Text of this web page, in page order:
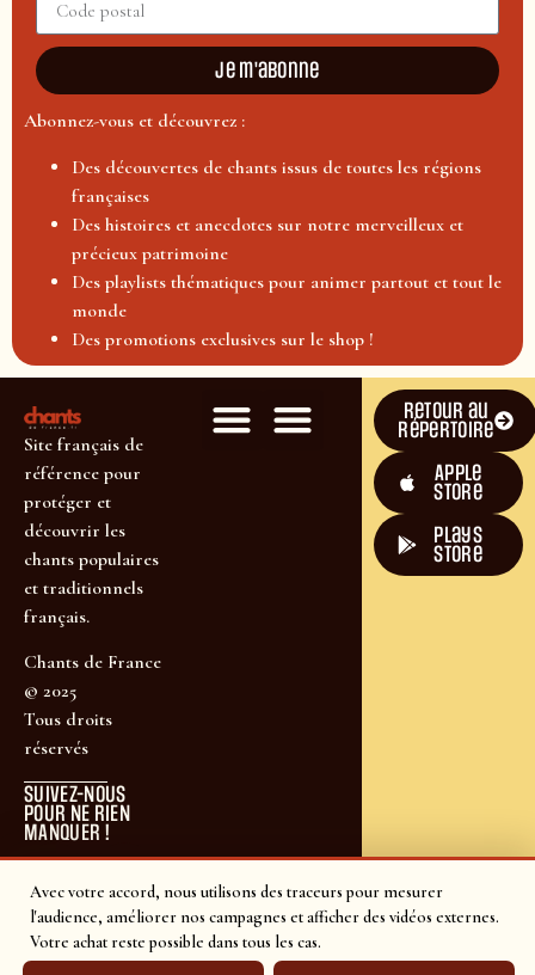
Avec votre accord, nous utilisons des traceurs pour mesurer
l'audience, améliorer nos campagnes et afficher des vidéos externes.
Votre achat reste possible dans tous les cas.
Je m'abonne
Abonnez-vous et découvrez :
Des découvertes de chants issus de toutes les régions
françaises
Des histoires et anecdotes sur notre merveilleux et
précieux patrimoine
Des playlists thématiques pour animer partout et tout le
monde
Des promotions exclusives sur le shop !
Site français de
référence pour
protéger et
découvrir les
chants populaires
et traditionnels
français.
Chants de France
© 2025
Tous droits
réservés
SUIVEZ-NOUS
POUR NE RIEN
MANQUER !
Retour au
répertoire
Apple
Store
plays
store